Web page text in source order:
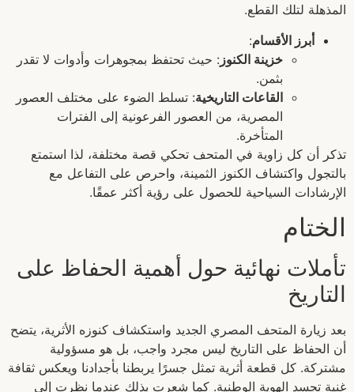
المذهلة لتلك القطع.
أبرز الأقسام:
خزينة الكنوز : حيث تحتفظ بمجوهرات وأدوات لا تقدر
بثمن.
القاعات التاريخية: تسلط الضوء على مختلف العصور
المصرية، من العصور الفرعونية إلى الفترات
المتأخرة.
تذكر أن كل زاوية في المتحف تحكي قصة مختلفة، لذا استمتع
بالتجول واكتشاف الكنوز الثمينة، واحرص على التفاعل مع
الإرشادات السياحية للحصول على رؤية أكثر عمقًا.
الختام
تأملات نهائية حول أهمية الحفاظ على
التاريخ
بعد زيارة المتحف المصري الجديد واستكشاف كنوزه الأثرية، يتضح
أن الحفاظ على التاريخ ليس مجرد واجب، بل هو مسؤولية
مشتركة. كل قطعة أثرية تمثل جسرًا يربطنا بأجدادنا ويعكس ثقافة
غنية تجسد الهوية الوطنية. كما شعرت بذلك عندما نظرت إلى